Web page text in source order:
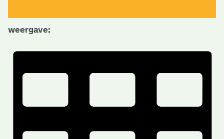
weergave: